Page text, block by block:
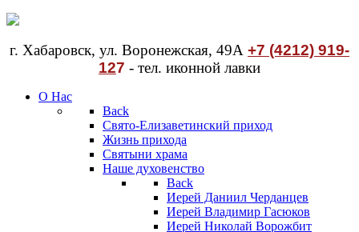
г. Хабаровск, ул. Воронежская, 49А +7 (4212) 919-
127 - тел. иконной лавки
О Нас
Back
Свято-Елизаветинский приход
Жизнь прихода
Святыни храма
Наше духовенство
Back
Иерей Даниил Черданцев
Иерей Владимир Гасюков
Иерей Николай Ворожбит